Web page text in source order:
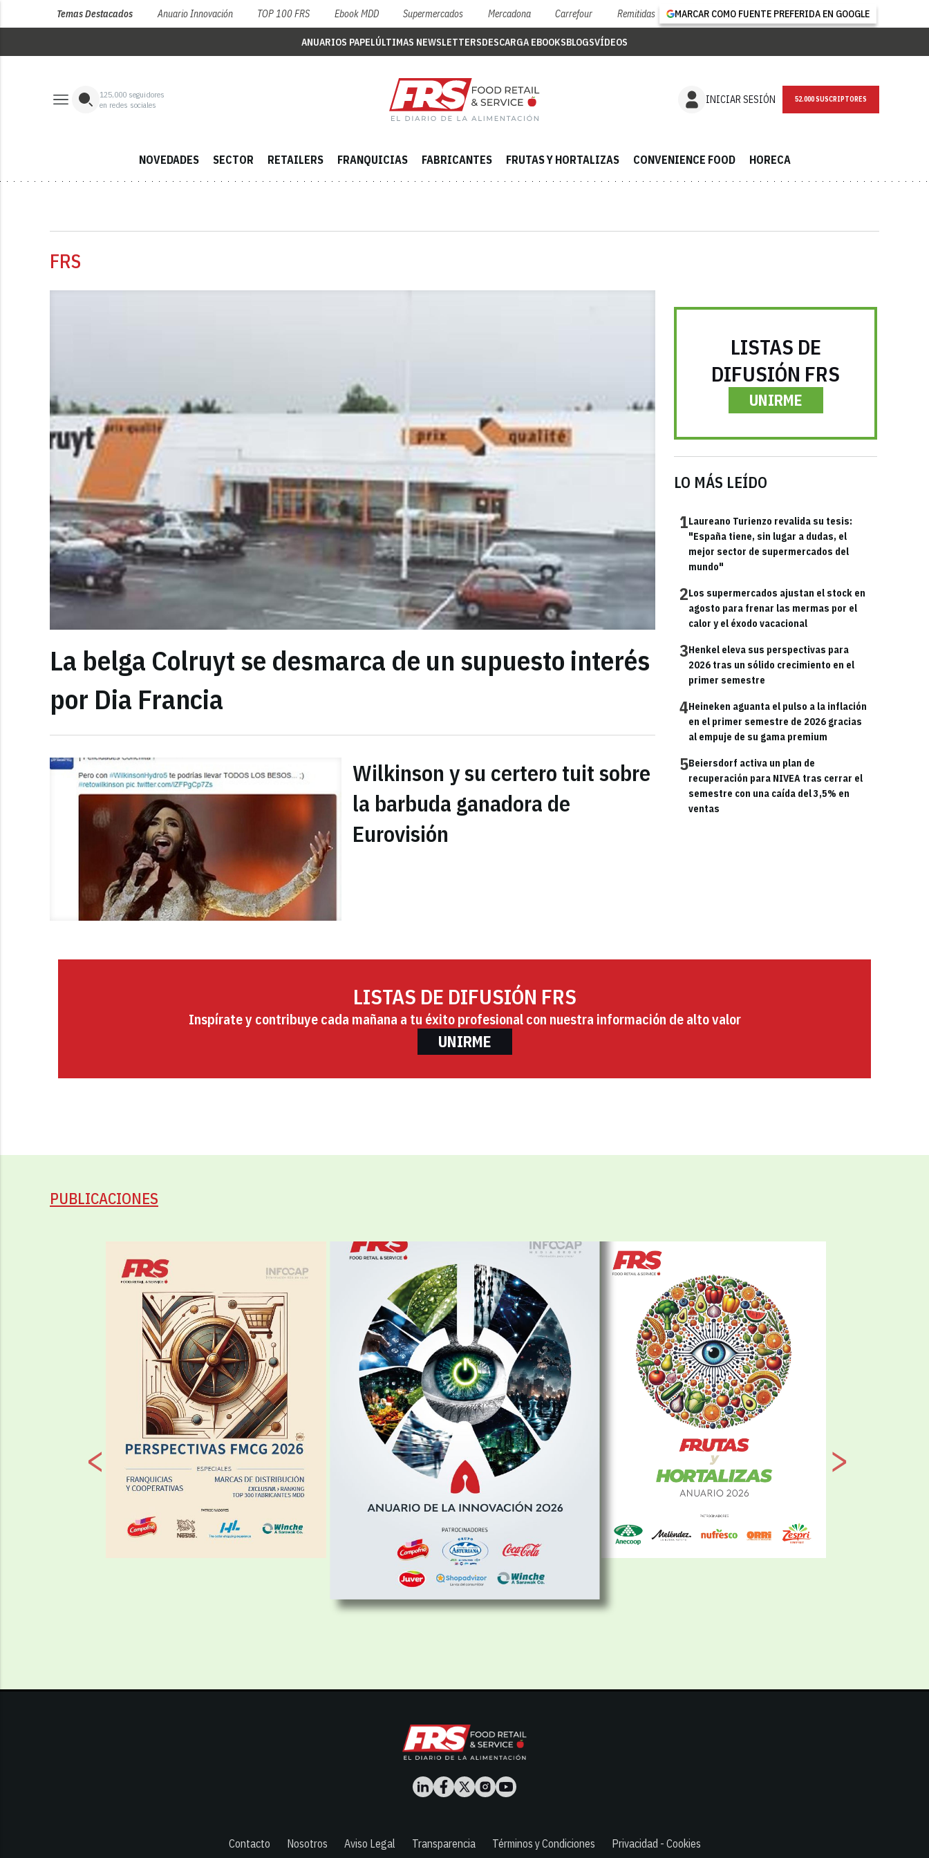
Temas Destacados Anuario Innovación TOP 100 FRS Ebook MDD Supermercados Mercadona Carrefour Remitidas MARCAR COMO FUENTE PREFERIDA EN GOOGLE
ANUARIOS PAPELÚLTIMAS NEWSLETTERSDESCARGA EBOOKSBLOGSVÍDEOS
125,000 seguidores
en redes sociales
INICIAR SESIÓN NEWSLETTER
NOVEDADES SECTOR RETAILERS FRANQUICIAS FABRICANTES FRUTAS Y HORTALIZAS CONVENIENCE FOOD HORECA
FRS
La belga Colruyt se desmarca de un supuesto interés
por Dia Francia
Wilkinson y su certero tuit sobre
la barbuda ganadora de
Eurovisión
LISTAS DE
DIFUSIÓN FRS
UNIRME
LO MÁS LEÍDO
1Laureano Turienzo revalida su tesis:
"España tiene, sin lugar a dudas, el
mejor sector de supermercados del
mundo"
2Los supermercados ajustan el stock en
agosto para frenar las mermas por el
calor y el éxodo vacacional
3Henkel eleva sus perspectivas para
2026 tras un sólido crecimiento en el
primer semestre
4Heineken aguanta el pulso a la inflación
en el primer semestre de 2026 gracias
al empuje de su gama premium
5Beiersdorf activa un plan de
recuperación para NIVEA tras cerrar el
semestre con una caída del 3,5% en
ventas
LISTAS DE DIFUSIÓN FRS
Inspírate y contribuye cada mañana a tu éxito profesional con nuestra información de alto valor
UNIRME
PUBLICACIONES
Contacto Nosotros Aviso Legal Transparencia Términos y Condiciones Privacidad - Cookies